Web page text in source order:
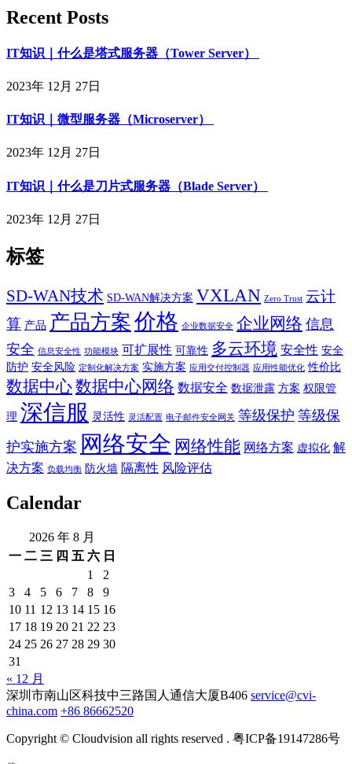
Recent Posts
IT知识｜什么是塔式服务器（Tower Server）
2023年 12月 27日
IT知识｜微型服务器（Microserver）
2023年 12月 27日
IT知识｜什么是刀片式服务器（Blade Server）
2023年 12月 27日
标签
SD-WAN技术 SD-WAN解决方案 VXLAN Zero Trust 云计
算 产品 产品方案价格 企业数据安全 企业网络 信息
安全 信息安全性 功能模块 可扩展性 可靠性 多云环境 安全性 安全
防护 安全风险 定制化解决方案 实施方案 应用交付控制器 应用性能优化 性价比
数据中心数据中心网络 数据安全 数据泄露 方案 权限管
理 深信服 灵活性 灵活配置 电子邮件安全网关 等级保护 等级保
护实施方案 网络安全 网络性能 网络方案 虚拟化 解
决方案 负载均衡 防火墙 隔离性 风险评估
Calendar
2026 年 8 月
一 二 三 四 五 六 日
1
2
3
4 5 6 7 8
9
10 11 12 13 14 15 16
17 18 19 20 21 22 23
24 25 26 27 28 29 30
31
« 12 月
深圳市南山区科技中三路国人通信大厦B406 service@cvi-
china.com +86 86662520
Copyright © Cloudvision all rights reserved . 粤ICP备19147286号